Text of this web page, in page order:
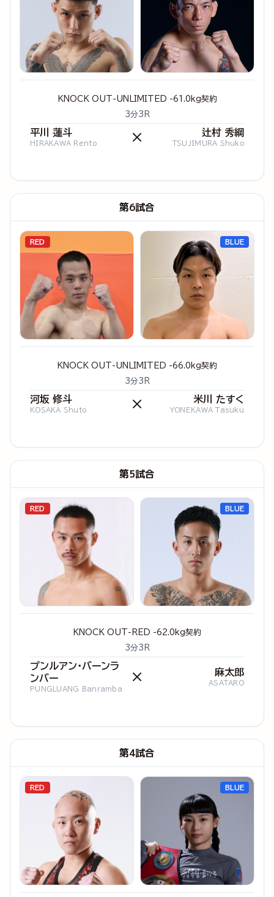
KNOCK OUT-UNLIMITED -61.0kg契約
3分3R
平川 蓮斗
HIRAKAWA Rento × 辻村 秀綱
TSUJIMURA Shuko
第6試合
RED
KNOCK OUT-UNLIMITED -66.0kg契約
3分3R
河坂 修斗
KOSAKA Shuto × 米川 たすく
YONEKAWA Tasuku
BLUE
第5試合
RED
KNOCK OUT-RED -62.0kg契約
3分3R
プンルアン・バーンラ
ンバー
PUNGLUANG Banramba
× 麻太郎
ASATARO
BLUE
第4試合
RED BLUE